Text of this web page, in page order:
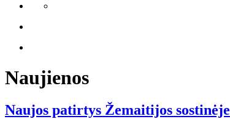
Naujienos
Naujos patirtys Žemaitijos sostinėje